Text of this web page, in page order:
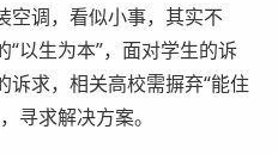
空调，看似小事，其实不
以生为本”，面对学生的诉
诉求，相关高校需摒弃“能住
寻求解决方案。